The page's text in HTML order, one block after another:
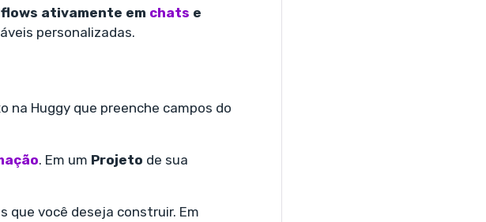
ativamente em chats e
personalizadas.
na Huggy que preenche campos do
. Em um Projeto de sua
que você deseja construir. Em